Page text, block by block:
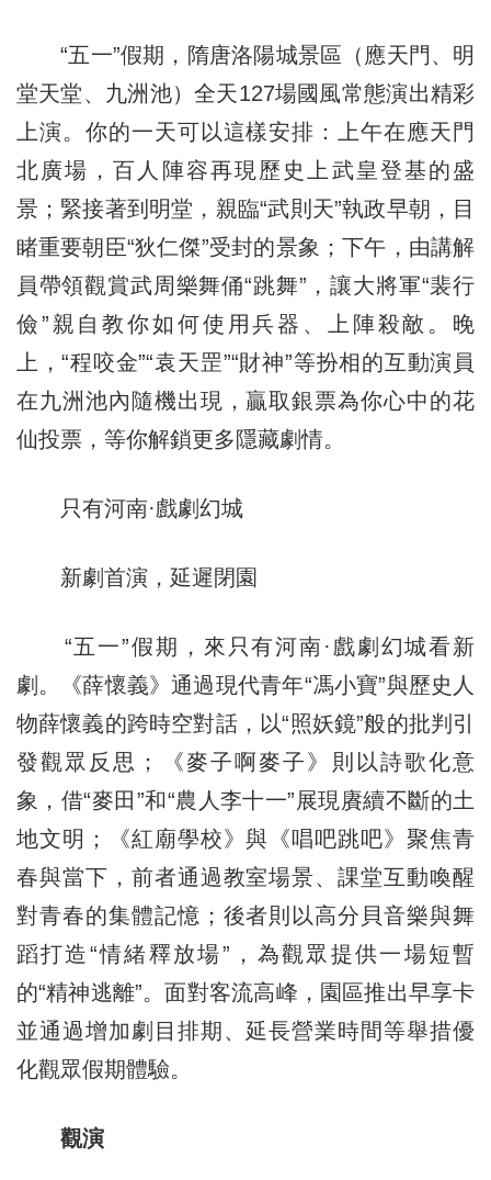
“五一”假期，隋唐洛陽城景區（應天門、明
堂天堂、九洲池）全天127場國風常態演出精彩
上演。你的一天可以這樣安排：上午在應天門
北廣場，百人陣容再現歷史上武皇登基的盛
景；緊接著到明堂，親臨“武則天”執政早朝，目
睹重要朝臣“狄仁傑”受封的景象；下午，由講解
員帶領觀賞武周樂舞俑“跳舞”，讓大將軍“裴行
儉”親自教你如何使用兵器、上陣殺敵。晚
上，“程咬金”“袁天罡”“財神”等扮相的互動演員
在九洲池內隨機出現，贏取銀票為你心中的花
仙投票，等你解鎖更多隱藏劇情。
只有河南·戲劇幻城
新劇首演，延遲閉園
“五一”假期，來只有河南·戲劇幻城看新
劇。《薛懷義》通過現代青年“馮小寶”與歷史人
物薛懷義的跨時空對話，以“照妖鏡”般的批判引
發觀眾反思；《麥子啊麥子》則以詩歌化意
象，借“麥田”和“農人李十一”展現賡續不斷的土
地文明；《紅廟學校》與《唱吧跳吧》聚焦青
春與當下，前者通過教室場景、課堂互動喚醒
對青春的集體記憶；後者則以高分貝音樂與舞
蹈打造“情緒釋放場”，為觀眾提供一場短暫
的“精神逃離”。面對客流高峰，園區推出早享卡
並通過增加劇目排期、延長營業時間等舉措優
化觀眾假期體驗。
觀演